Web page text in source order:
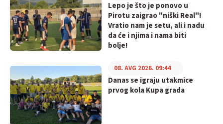
Lepo je što je ponovo u
Pirotu zaigrao "niški Real"!
Vratio nam je setu, ali i nadu
da će i njima i nama biti
bolje!
Danas se igraju utakmice
prvog kola Kupa grada
08. AVG 2026. 09:44